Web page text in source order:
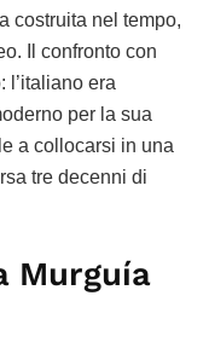
costruita nel tempo,
Il confronto con
l’italiano era
per la sua
a collocarsi in una
tre decenni di
Murguía